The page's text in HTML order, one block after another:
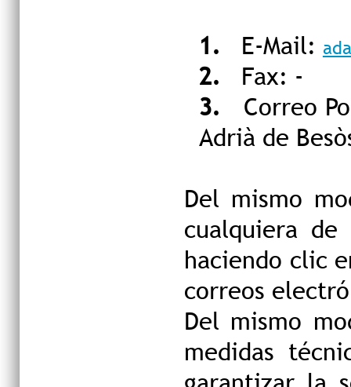
1.
E-Mail:
2.
Fax: -
3.
Correo
Adrià de
Del mismo
cualquiera de
haciendo clic
correos
Del mismo
medidas